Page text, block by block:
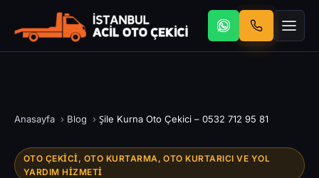
Anasayfa › Blog › Şile Kurna Oto Çekici – 0532 712 95 81
OTO ÇEKICI, OTO KURTARMA, OTO KURTARICI VE YOL
YARDIM HIZMETI